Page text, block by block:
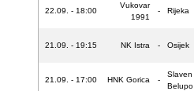
22.09. - 18:00
Vukovar
1991
- Rijeka
21.09. - 19:15 NK Istra - Osijek
21.09. - 17:00 HNK Gorica -
Slaven
Belupo